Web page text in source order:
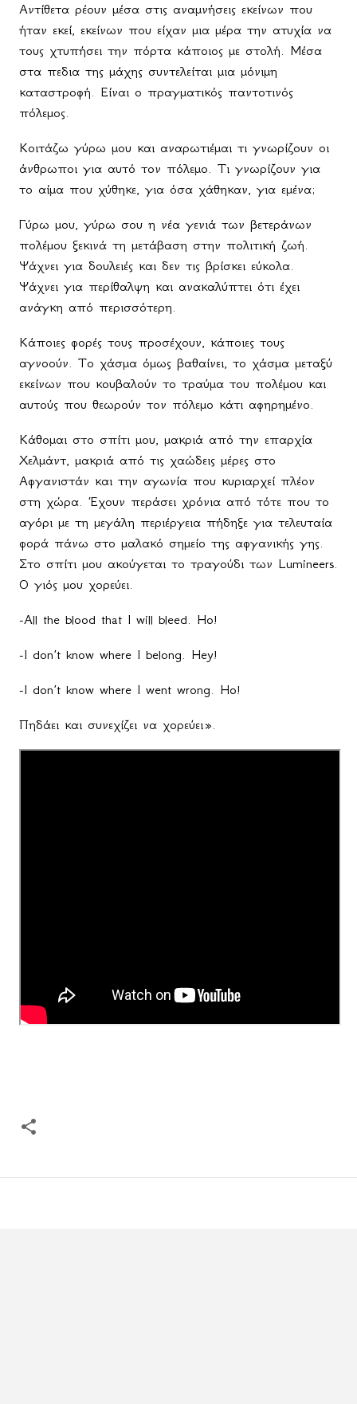
Αντίθετα ρέουν μέσα στις αναμνήσεις εκείνων που
ήταν εκεί, εκείνων που είχαν μια μέρα την ατυχία να
τους χτυπήσει την πόρτα κάποιος με στολή. Μέσα
στα πεδια της μάχης συντελείται μια μόνιμη
καταστροφή. Είναι ο πραγματικός παντοτινός
πόλεμος.
Κοιτάζω γύρω μου και αναρωτιέμαι τι γνωρίζουν οι
άνθρωποι για αυτό τον πόλεμο. Τι γνωρίζουν για
το αίμα που χύθηκε, για όσα χάθηκαν, για εμένα;
Γύρω μου, γύρω σου η νέα γενιά των βετεράνων
πολέμου ξεκινά τη μετάβαση στην πολιτική ζωή.
Ψάχνει για δουλειές και δεν τις βρίσκει εύκολα.
Ψάχνει για περίθαλψη και ανακαλύπτει ότι έχει
ανάγκη από περισσότερη.
Κάποιες φορές τους προσέχουν, κάποιες τους
αγνοούν. Tο χάσμα όμως βαθαίνει, το χάσμα μεταξύ
εκείνων που κουβαλούν το τραύμα του πολέμου και
αυτούς που θεωρούν τον πόλεμο κάτι αφηρημένο.
Κάθομαι στο σπίτι μου, μακριά από την επαρχία
Χελμάντ, μακριά από τις χαώδεις μέρες στο
Αφγανιστάν και την αγωνία που κυριαρχεί πλέον
στη χώρα. Έχουν περάσει χρόνια από τότε που το
αγόρι με τη μεγάλη περιέργεια πήδηξε για τελευταία
φορά πάνω στο μαλακό σημείο της αφγανικής γης.
Στο σπίτι μου ακούγεται το τραγούδι των Lumineers.
Ο γιός μου χορεύει.
-All the blood that I will bleed. Ho!
-I don’t know where I belong. Hey!
-I don’t know where I went wrong. Ho!
Πηδάει και συνεχίζει να χορεύει».